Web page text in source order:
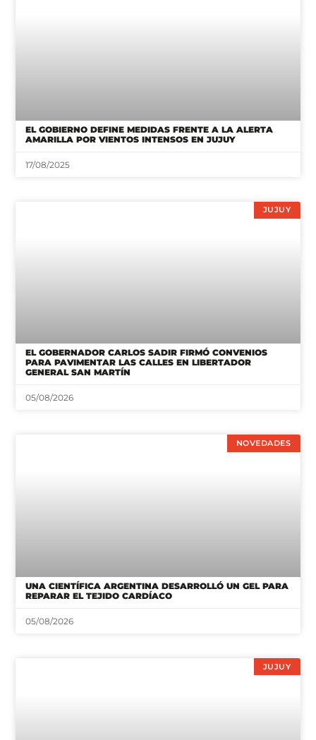
EL GOBIERNO DEFINE MEDIDAS FRENTE A LA ALERTA
AMARILLA POR VIENTOS INTENSOS EN JUJUY
17/08/2025
JUJUY
EL GOBERNADOR CARLOS SADIR FIRMÓ CONVENIOS
PARA PAVIMENTAR LAS CALLES EN LIBERTADOR
GENERAL SAN MARTÍN
05/08/2026
NOVEDADES
UNA CIENTÍFICA ARGENTINA DESARROLLÓ UN GEL PARA
REPARAR EL TEJIDO CARDÍACO
05/08/2026
JUJUY